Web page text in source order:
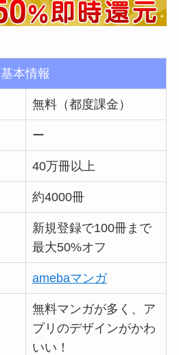
基本情報
無料（都度課金）
ー
40万冊以上
約4000冊
新規登録で100冊まで
最大50%オフ
amebaマンガ
無料マンガが多く、ア
プリのデザインがかわ
いい！